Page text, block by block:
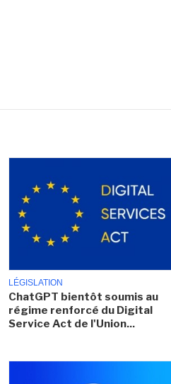
LÉGISLATION
ChatGPT bientôt soumis au
régime renforcé du Digital
Service Act de l'Union...